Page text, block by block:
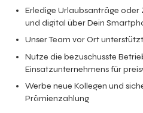
Erledige Urlaubsanträge
und digital über Dein
Unser Team vor Ort
Nutze die bezuschusste
Einsatzunternehmens für
Werbe neue Kollegen und
Prämienzahlung